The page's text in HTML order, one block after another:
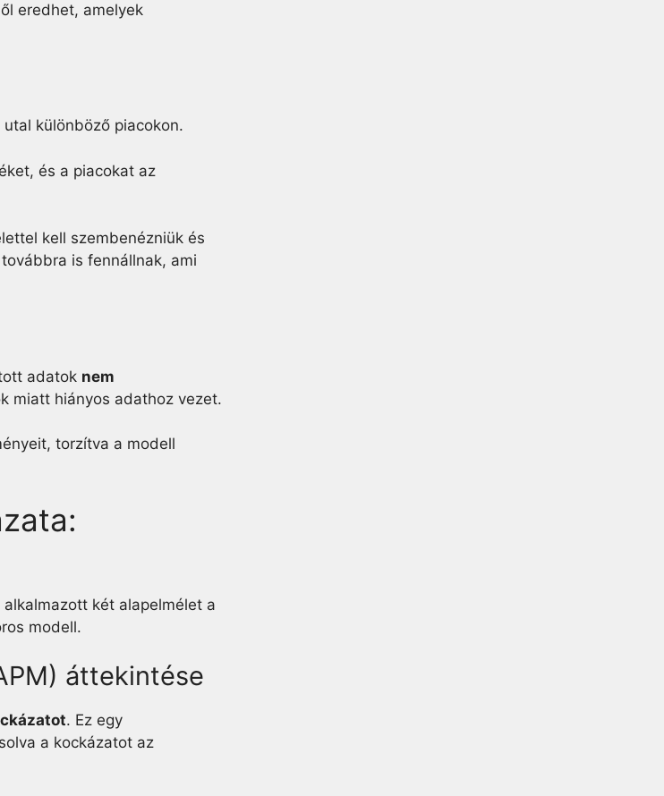
eredhet, amelyek
különböző piacokon.
és a piacokat az
kell szembenézniük és
is fennállnak, ami
adatok nem
miatt hiányos adathoz vezet.
torzítva a modell
két alapelmélet a
modell.
áttekintése
. Ez egy
a kockázatot az